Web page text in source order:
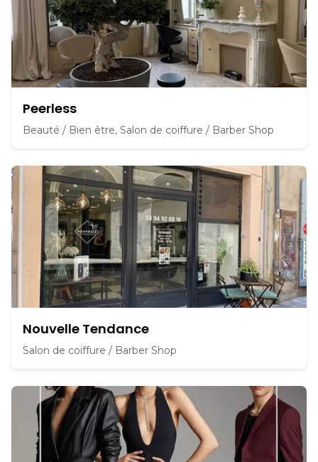
Peerless
Beauté / Bien être, Salon de coiffure / Barber Shop
Nouvelle Tendance
Salon de coiffure / Barber Shop